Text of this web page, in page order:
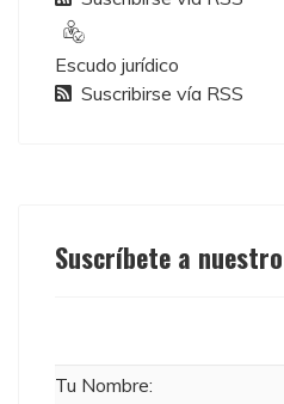
Escudo jurídico
Suscribirse vía RSS
Suscríbete a
Tu Nombre: